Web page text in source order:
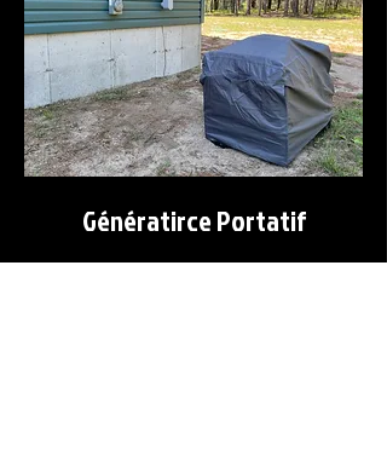
Génératirce Portatif